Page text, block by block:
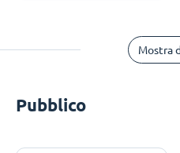
Mostra
Pubblico